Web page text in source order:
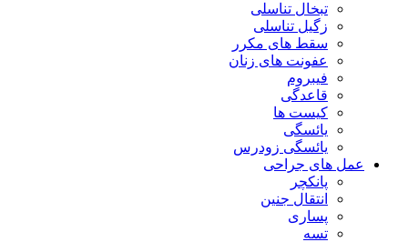
تبخال تناسلی
زگیل تناسلی
سقط های مکرر
عفونت های زنان
فیبروم
قاعدگی
کیست ها
یائسگی
یائسگی زودرس
عمل های جراحی
پانکچر
انتقال جنین
پساری
تسه